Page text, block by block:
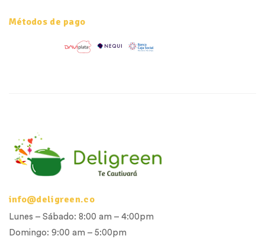
Métodos de pago
info@deligreen.co
Lunes – Sábado: 8:00 am – 4:00pm
Domingo: 9:00 am – 5:00pm